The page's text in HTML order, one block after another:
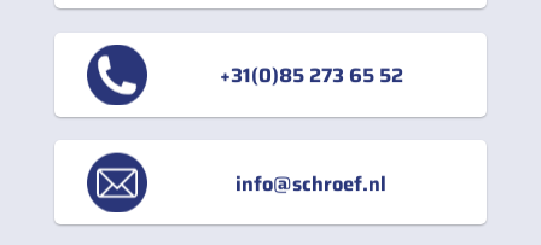
+31(0)85 273 65 52
info@schroef.nl